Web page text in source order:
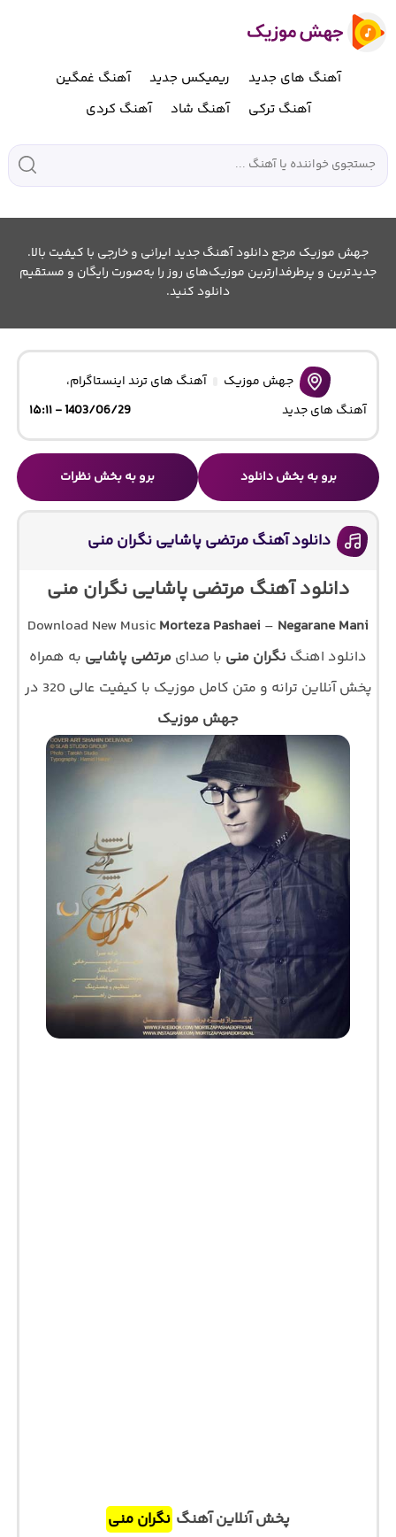
آهنگ های جدید ریمیکس جدید
آهنگ غمگین
آهنگ ترکی
آهنگ شاد آهنگ کردی
جهش موزیک مرجع دانلود آهنگ جدید ایرانی و خارجی با کیفیت بالا.
جدیدترین و پرطرفدارترین موزیک‌های روز را به‌صورت رایگان و مستقیم
دانلود کنید.
جهش موزیک آهنگ های ترند اینستاگرام،
آهنگ های جدید
1403/06/29 - ۱۵:۱۱
برو به بخش دانلود برو به بخش نظرات
دانلود آهنگ مرتضی پاشایی نگران منی
دانلود آهنگ مرتضی پاشایی نگران منی
Download New Music Morteza Pashaei – Negarane Mani
دانلود اهنگ نگران منی با صدای مرتضی پاشایی به همراه
پخش آنلاین ترانه و متن کامل موزیک با کیفیت عالی 320 در
جهش موزیک
پخش آنلاین آهنگ نگران منی